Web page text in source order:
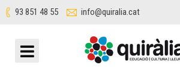
93 851 48 55 info@quiralia.cat